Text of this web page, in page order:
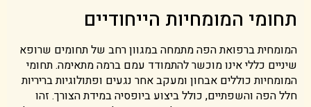
תחומי המומחיות הייחודיים
המומחית ברפואת הפה מתמחה במגוון רחב של תחומים שרופא
שיניים כללי אינו מוכשר להתמודד עמם ברמה מתאימה. תחומי
המומחיות כוללים אבחון ומעקב אחר נגעים ופתולוגיות בריריות
חלל הפה והשפתיים, כולל ביצוע ביופסיה במידת הצורך. זהו